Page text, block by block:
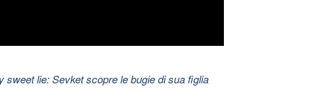
sweet lie: Sevket scopre le bugie di sua figlia